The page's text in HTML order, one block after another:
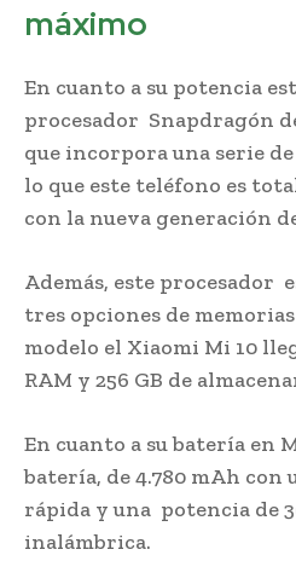
máximo
En cuanto a su potencia
procesador Snapdragón
que incorpora una serie
lo que este teléfono es
con la nueva generación
Además, este procesador
tres opciones de
modelo el Xiaomi Mi 10
RAM y 256 GB de
En cuanto a su batería en
batería, de 4.780 mAh con
rápida y una potencia de
inalámbrica.